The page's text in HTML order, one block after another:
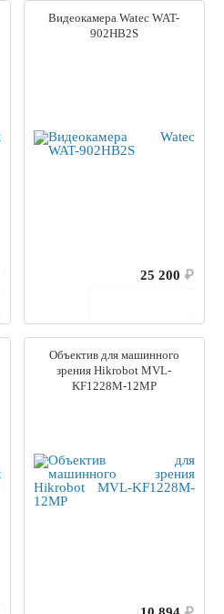
Видеокамера Watec WAT-
902HB2S
25 200 ₽
Объектив для машинного
зрения Hikrobot MVL-
KF1228M-12MP